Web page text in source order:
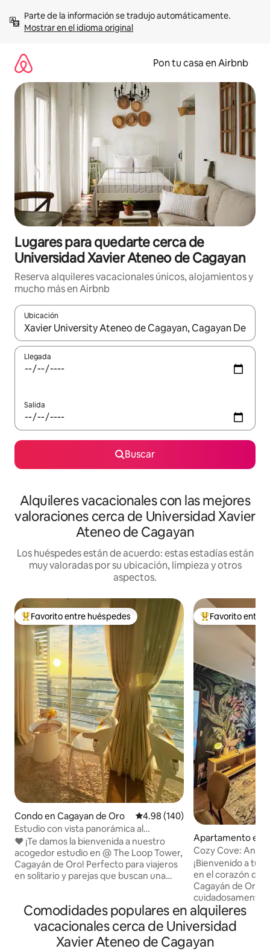
contenidoMostrar en el idioma original
Pon tu casa en Airbnb
Lugares para quedarte cerca de
Universidad Xavier Ateneo de Cagayan
Reserva alquileres vacacionales únicos, alojamientos y
mucho más en Airbnb
Ubicación
Cuando los resultados estén disponibles, navega con las
Llegada
Salida
Buscar
Alquileres vacacionales con las mejores
valoraciones cerca de Universidad Xavier
Ateneo de Cagayan
Los huéspedes están de acuerdo: estas estadías están
muy valoradas por su ubicación, limpieza y otros
aspectos.
Favorito entre huéspedes preferido
Favorito entre huéspedes
Condo en Cagayan de Oro Calificación promedio: 4.98 de
4.98 (140)
Estudio con vista panorámica al
atardecer en Loop Tower | Piso 18
❤️ ¡Te damos la bienvenida a nuestro
acogedor estudio en @ The Loop Tower,
Cagayán de Oro! Perfecto para viajeros
en solitario y parejas que buscan una
alojamiento está cuidadosamente
diseñado para estancias cortas y
prolongadas. Disfruta de impresionantes
vistas panorámicas del atardecer y del
Favorito entre
Favorito entre
Apartamento en
e Oro
Cozy Cove:
1
¡Bienvenido a tu
en el corazón del
Cagayán de Oro! Diseñamos
cuidadosamente
un ambiente
convierte en el
relajarse.
disfruta de una
Comodidades populares en alquileres
vacacionales cerca de Universidad
Xavier Ateneo de Cagayan